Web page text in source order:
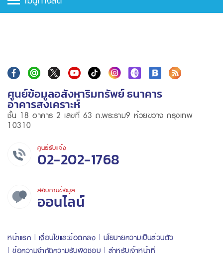
ศูนย์ข้อมูลอสังหาริมทรัพย์ ธนาคาร
อาคารสงเคราะห์
ชั้น 18 อาคาร 2 เลขที่ 63 ถ.พระราม9 ห้วยขวาง กรุงเทพ
10310
ศูนย์รับแจ้ง
02-202-1768
สอบถามข้อมูล
ออนไลน์
หน้าแรก เงื่อนไขและข้อตกลง
นโยบายความเป็นส่วนตัว
ข้อความจำกัดความรับผิดชอบ
สำหรับเจ้าหน้าที่